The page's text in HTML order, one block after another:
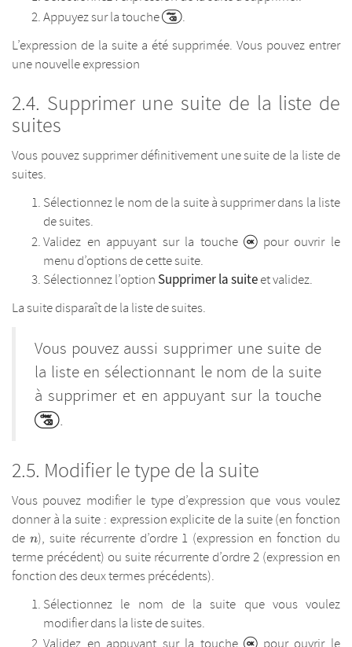
Appuyez sur la touche
.
L’expression de la suite a été supprimée. Vous pouvez entrer
une nouvelle expression
Supprimer une suite de la liste de
suites
Vous pouvez supprimer définitivement une suite de la liste de
suites.
Sélectionnez le nom de la suite à supprimer dans la liste
de suites.
Validez en appuyant sur la touche
pour ouvrir le
menu d’options de cette suite.
Sélectionnez l’option Supprimer la suiteet validez.
La suite disparaît de la liste de suites.
Vous pouvez aussi supprimer une suite de
la liste en sélectionnant le nom de la suite
à supprimer et en appuyant sur la touche
.
Modifier le type de la suite
Vous pouvez modifier le type d’expression que vous voulez
donner à la suite : expression explicite de la suite (en fonction
de n
n), suite récurrente d’ordre 1 (expression en fonction du
terme précédent) ou suite récurrente d’ordre 2 (expression en
fonction des deux termes précédents).
Sélectionnez le nom de la suite que vous voulez
modifier dans la liste de suites.
Validez en appuyant sur la touche
pour ouvrir le